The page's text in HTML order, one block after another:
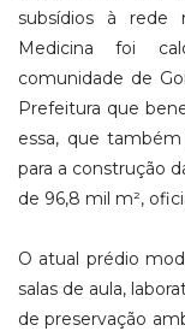
subsídios à rede
Medicina foi
comunidade de
Prefeitura que
essa, que
para a construção
de 96,8 mil m²,
O atual prédio
salas de aula,
de preservação